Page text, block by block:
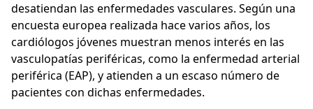
desatiendan las enfermedades vasculares. Según una
encuesta europea realizada hace varios años, los
cardiólogos jóvenes muestran menos interés en las
vasculopatías periféricas, como la enfermedad arterial
periférica (EAP), y atienden a un escaso número de
pacientes con dichas enfermedades.